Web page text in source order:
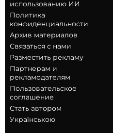
использованию ИИ
Политика
конфиденциальности
Архив материалов
Связаться с нами
Разместить рекламу
Партнерам и
рекламодателям
Пользовательское
соглашение
Стать автором
Українською